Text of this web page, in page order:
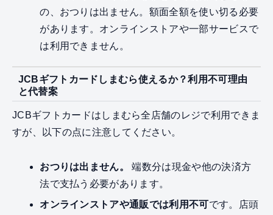
の、おつりは出ません。額面全額を使い切る必要
があります。オンラインストアや一部サービスで
は利用できません。
JCBギフトカードしまむら使えるか？利用不可理由
と代替案
JCBギフトカードはしまむら全店舗のレジで利用できま
すが、以下の点に注意してください。
おつりは出ません。
端数分は現金や他の決済方
法で支払う必要があります。
オンラインストアや通販では利用不可です。店頭